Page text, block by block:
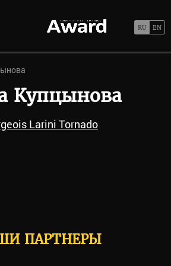
Купцынова
Larini Tornado
ПАРТНЕРЫ